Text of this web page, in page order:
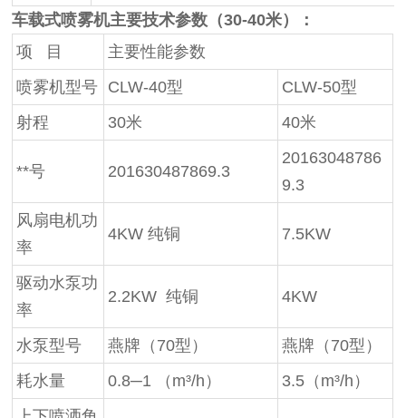
车载式喷雾机主要技术参数（30-40米）：
项 目
主要性能参数
喷雾机型号 CLW-40型
CLW-50型
射程
30米 40米
**号 201630487869.3
20163048786
9.3
风扇电机功
率
4KW 纯铜 7.5KW
驱动水泵功
率
2.2KW 纯铜 4KW
水泵型号 燕牌（70型）
燕牌（70型）
耗水量
0.8─1 （m³/h）
3.5（m³/h）